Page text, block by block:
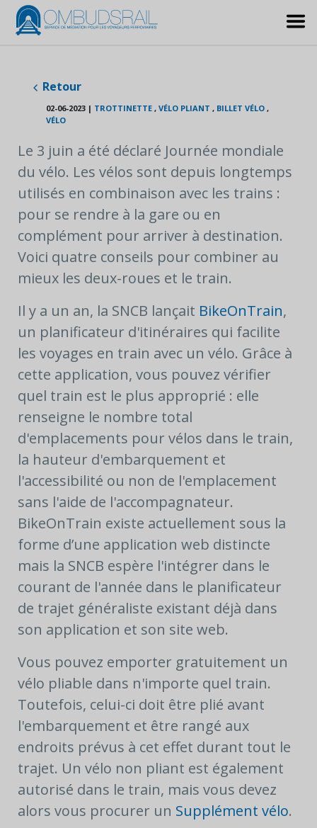
Retour
02-06-2023 | TROTTINETTE , VÉLO PLIANT , BILLET VÉLO ,
VÉLO
Le 3 juin a été déclaré Journée mondiale
du vélo. Les vélos sont depuis longtemps
utilisés en combinaison avec les trains :
pour se rendre à la gare ou en
complément pour arriver à destination.
Voici quatre conseils pour combiner au
mieux les deux-roues et le train.
Il y a un an, la SNCB lançait BikeOnTrain,
un planificateur d'itinéraires qui facilite
les voyages en train avec un vélo. Grâce à
cette application, vous pouvez vérifier
quel train est le plus approprié : elle
renseigne le nombre total
d'emplacements pour vélos dans le train,
la hauteur d'embarquement et
l'accessibilité ou non de l'emplacement
sans l'aide de l'accompagnateur.
BikeOnTrain existe actuellement sous la
forme d’une application web distincte
mais la SNCB espère l'intégrer dans le
courant de l'année dans le planificateur
de trajet généraliste existant déjà dans
son application et son site web.
Vous pouvez emporter gratuitement un
vélo pliable dans n'importe quel train.
Toutefois, celui-ci doit être plié avant
l'embarquement et être rangé aux
endroits prévus à cet effet durant tout le
trajet. Un vélo non pliant est également
autorisé dans le train, mais vous devez
alors vous procurer un Supplément vélo.